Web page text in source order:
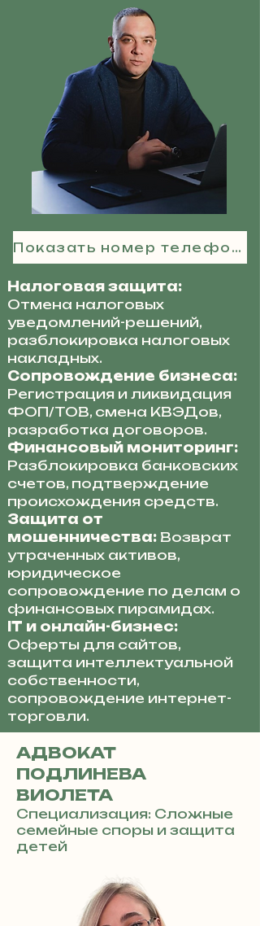
Показать номер телефона
Налоговая защита:
Отмена налоговых
уведомлений-решений,
разблокировка налоговых
накладных.
Сопровождение бизнеса:
Регистрация и ликвидация
ФОП/ТОВ, смена КВЭДов,
разработка договоров.
Финансовый мониторинг:
Разблокировка банковских
счетов, подтверждение
происхождения средств.
Защита от
мошенничества: Возврат
утраченных активов,
юридическое
сопровождение по делам о
финансовых пирамидах.
IT и онлайн-бизнес:
Оферты для сайтов,
защита интеллектуальной
собственности,
сопровождение интернет-
торговли.
АДВОКАТ
ПОДЛИНЕВА
ВИОЛЕТА
Специализация: Сложные
семейные споры и защита
детей